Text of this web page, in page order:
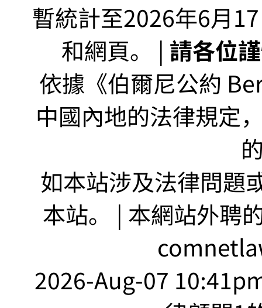
暫統計至2026年6月
和網頁。 | 請各位
依據《伯爾尼公約
中國內地的法律規定
如本站涉及法律問題
本站。 | 本網站外聘
2026-Aug-07